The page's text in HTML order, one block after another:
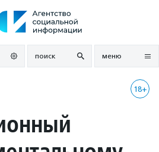
поиск меню
18+